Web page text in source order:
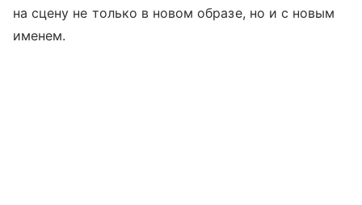
на сцену не только в новом образе, но и с новым
именем.